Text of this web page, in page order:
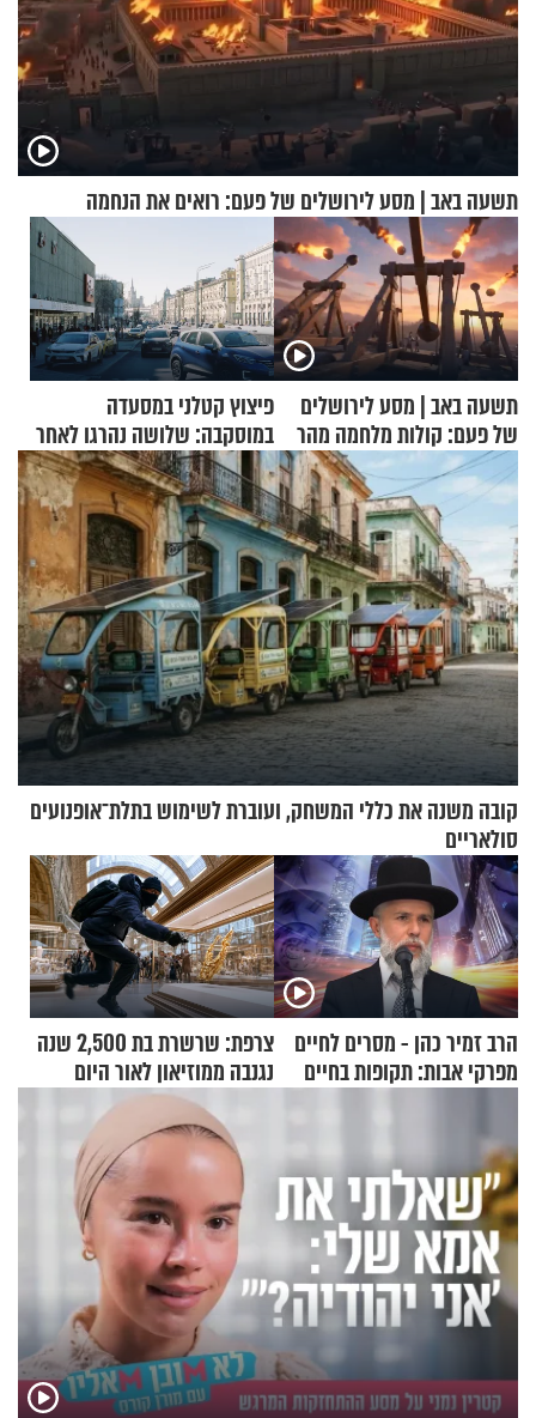
תשעה באב | מסע לירושלים של פעם: רואים את הנחמה
תשעה באב | מסע לירושלים
של פעם: קולות מלחמה מהר
הזיתים
פיצוץ קטלני במסעדה
במוסקבה: שלושה נהרגו לאחר
שמטען שנשאה אישה התפוצץ
קובה משנה את כללי המשחק, ועוברת לשימוש בתלת־אופנועים
סולאריים
הרב זמיר כהן - מסרים לחיים
מפרקי אבות: תקופות בחיים
צרפת: שרשרת בת 2,500 שנה
נגנבה ממוזיאון לאור היום